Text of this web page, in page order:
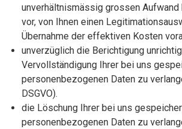
unverhältnismässig grossen Aufwand
vor, von Ihnen einen
Übernahme der effektiven Kosten
unverzüglich die Berichtigung
Vervollständigung Ihrer bei uns
personenbezogenen Daten zu
DSGVO).
die Löschung Ihrer bei uns
personenbezogenen Daten zu